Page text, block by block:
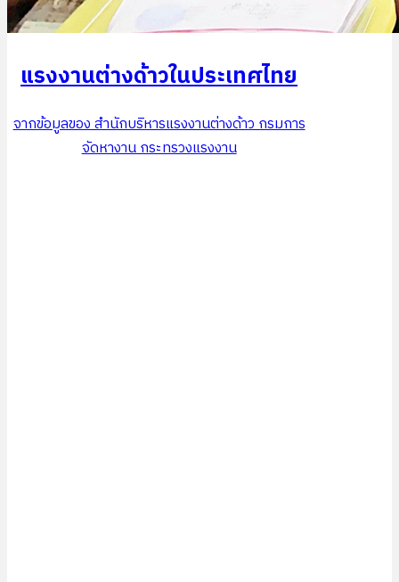
แรงงานต่างด้าวในประเทศไทย
จากข้อมูลของ สำนักบริหารแรงงานต่างด้าว กรมการ
จัดหางาน กระทรวงแรงงาน